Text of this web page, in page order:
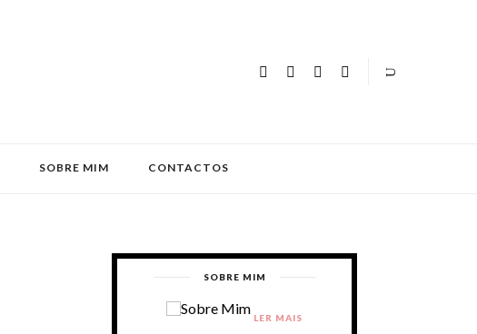
SOBRE MIM CONTACTOS
SOBRE MIM
LER MAIS